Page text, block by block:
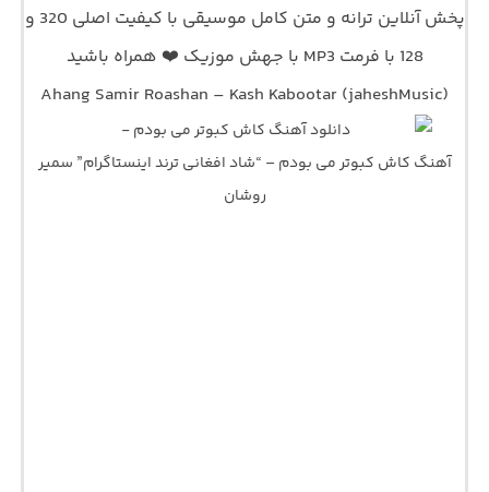
پخش آنلاین ترانه و متن کامل موسیقی با کیفیت اصلی 320 و
128 با فرمت MP3 با جهش موزیک ❤️ همراه باشید
Ahang Samir Roashan – Kash Kabootar (jaheshMusic)
آهنگ کاش کبوتر می بودم – “شاد افغانی ترند اینستاگرام” سمیر
روشان